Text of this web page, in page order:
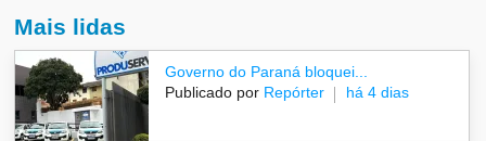
Mais lidas
Governo do Paraná bloquei...
Publicado por Repórter há 4 dias